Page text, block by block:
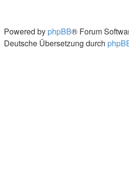
Powered by phpBB® Forum
Deutsche Übersetzung durch